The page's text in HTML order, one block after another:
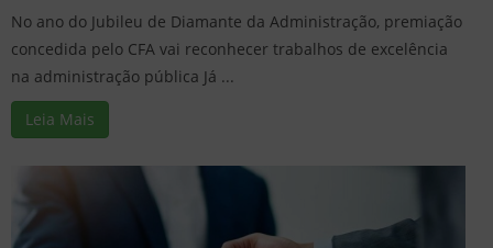
No ano do Jubileu de Diamante da Administração, premiação
concedida pelo CFA vai reconhecer trabalhos de excelência
na administração pública Já ...
Leia Mais